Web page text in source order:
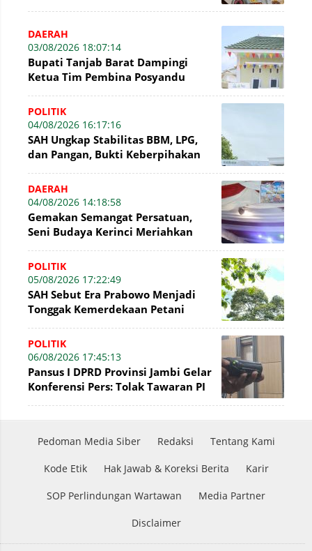
DAERAH
03/08/2026 18:07:14
Bupati Tanjab Barat Dampingi
Ketua Tim Pembina Posyandu
POLITIK
04/08/2026 16:17:16
SAH Ungkap Stabilitas BBM, LPG,
dan Pangan, Bukti Keberpihakan
DAERAH
04/08/2026 14:18:58
Gemakan Semangat Persatuan,
Seni Budaya Kerinci Meriahkan
Tanjabbar
POLITIK
05/08/2026 17:22:49
SAH Sebut Era Prabowo Menjadi
Tonggak Kemerdekaan Petani
POLITIK
06/08/2026 17:45:13
Pansus I DPRD Provinsi Jambi Gelar
Konferensi Pers: Tolak Tawaran PI
Pedoman Media Siber Redaksi Tentang Kami
Kode Etik Hak Jawab & Koreksi Berita Karir
SOP Perlindungan Wartawan Media Partner
Disclaimer